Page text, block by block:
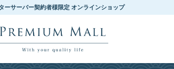
ーサーバー契約者様限定 オンラインショップ